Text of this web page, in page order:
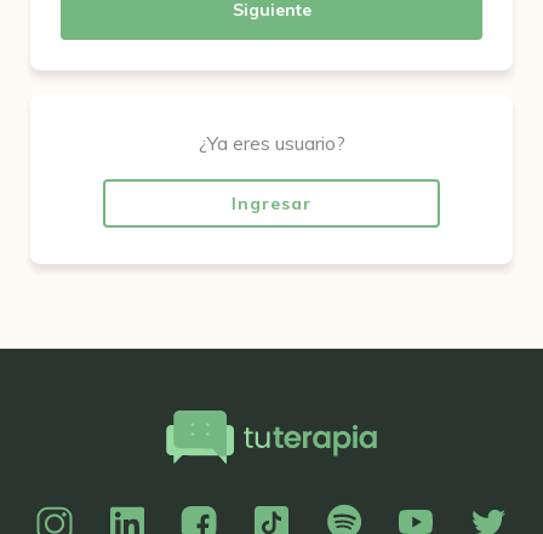
Siguiente
¿Ya eres usuario?
Ingresar